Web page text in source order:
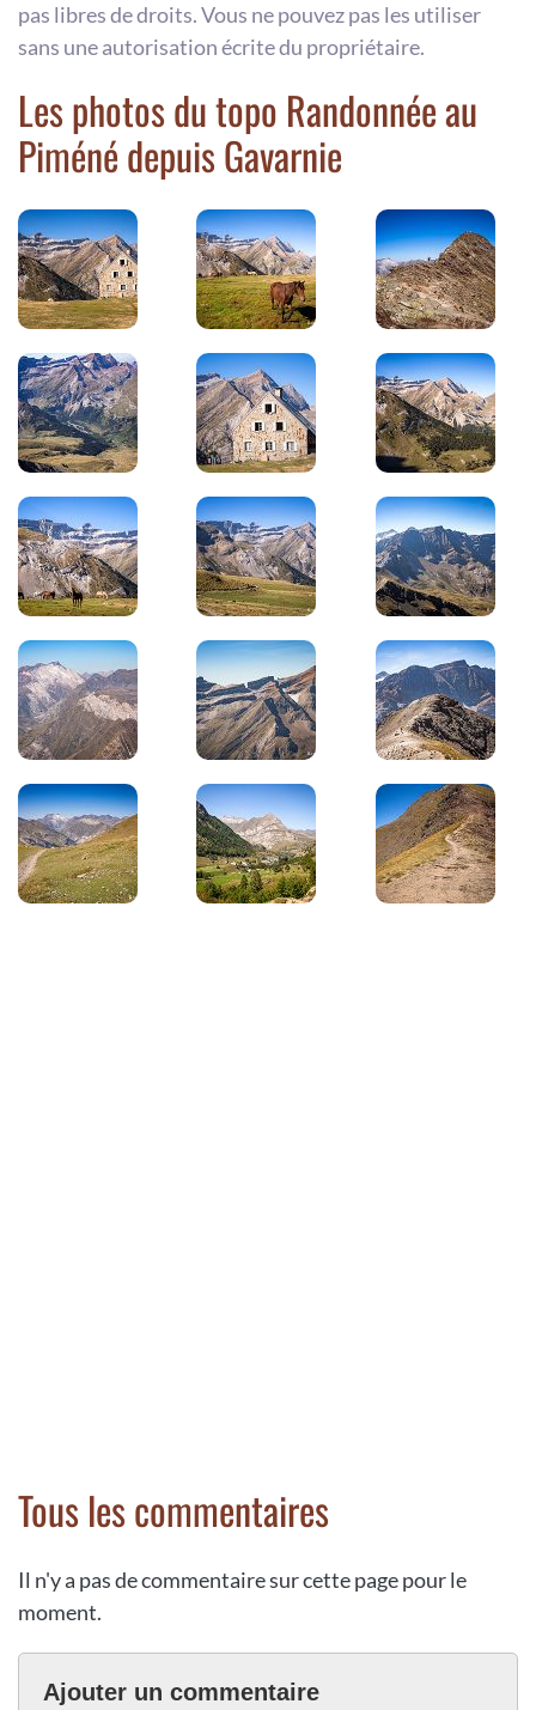
pas libres de droits. Vous ne pouvez pas les utiliser
sans une autorisation écrite du propriétaire.
Les photos du topo Randonnée au
Piméné depuis Gavarnie
Tous les commentaires
Il n'y a pas de commentaire sur cette page pour le
moment.
Ajouter un commentaire